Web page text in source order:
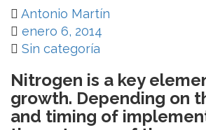
Antonio Martín
enero 6, 2014
Sin categoría
Nitrogen is a key
growth. Depending on
and timing of